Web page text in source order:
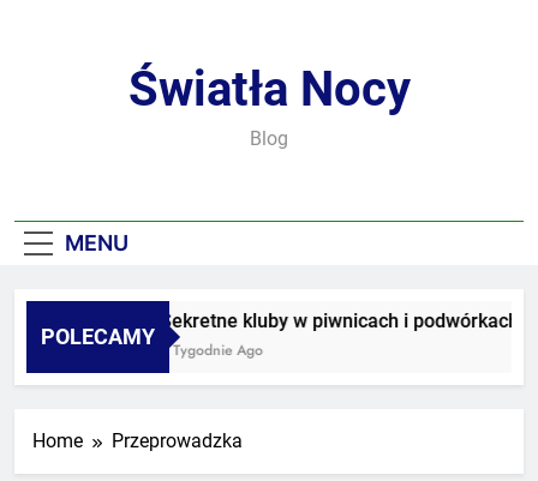
Światła Nocy
Blog
MENU
POLECAMY
Sekretne kluby w piwnicach i podwórkach
3 Tygodnie Ago
Home Przeprowadzka